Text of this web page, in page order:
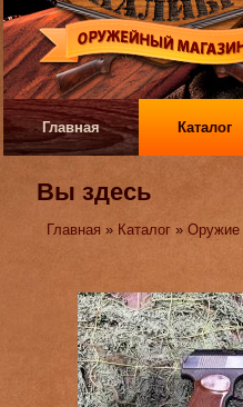
Главная Каталог
Вы здесь
Главная » Каталог »Оружие